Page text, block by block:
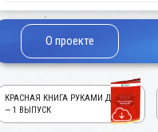
О проекте
КРАСНАЯ КНИГА РУКАМИ ДЕТЕЙ!
— 1 ВЫПУСК